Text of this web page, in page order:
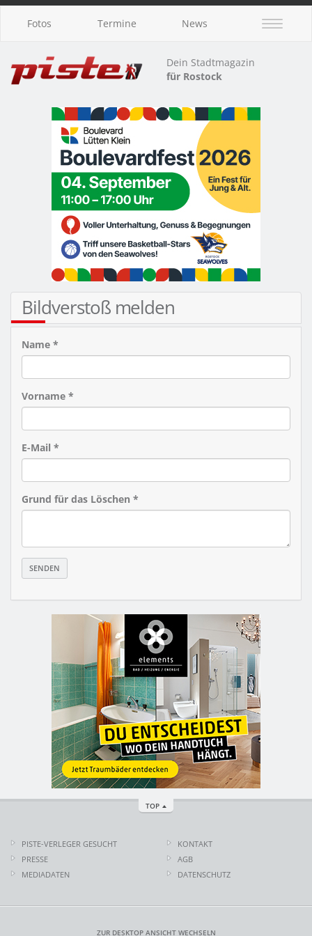
Fotos Termine News
Dein Stadtmagazin
für Rostock
Bildverstoß melden
Name *
Vorname *
E-Mail *
Grund für das Löschen *
TOP
PISTE-VERLEGER GESUCHT
PRESSE
MEDIADATEN
KONTAKT
AGB
DATENSCHUTZ
ZUR DESKTOP ANSICHT WECHSELN